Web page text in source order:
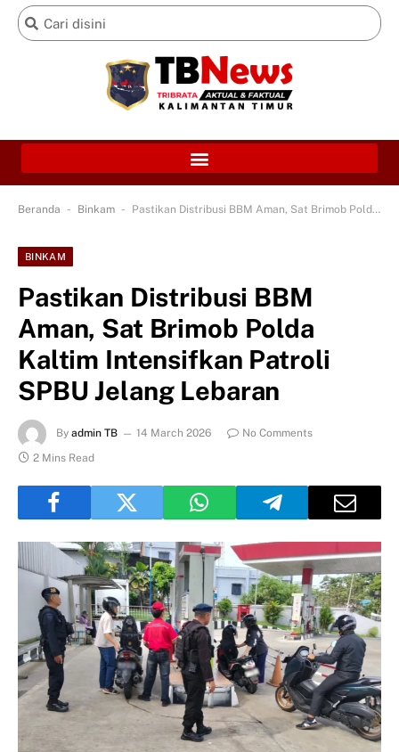
Beranda - Binkam - Pastikan Distribusi BBM Aman, Sat Brimob Polda Kaltim Intensifkan Patroli SPBU Jelang Lebaran
BINKAM
Pastikan Distribusi BBM
Aman, Sat Brimob Polda
Kaltim Intensifkan Patroli
SPBU Jelang Lebaran
By admin TB 14 March 2026
No Comments
2 Mins Read